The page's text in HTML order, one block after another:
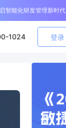
智能化研发管理新时代
1024 登录